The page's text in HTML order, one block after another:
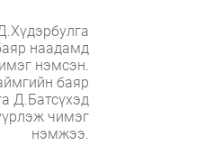
наадамд
нэмсэн.
баяр
Д.Батсүхэд
чимэг
нэмжээ.